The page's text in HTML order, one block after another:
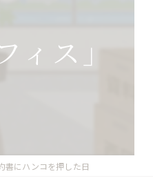
ス」
書にハンコを押した日